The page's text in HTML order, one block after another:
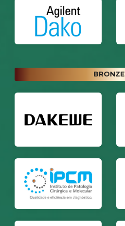
BRONZE